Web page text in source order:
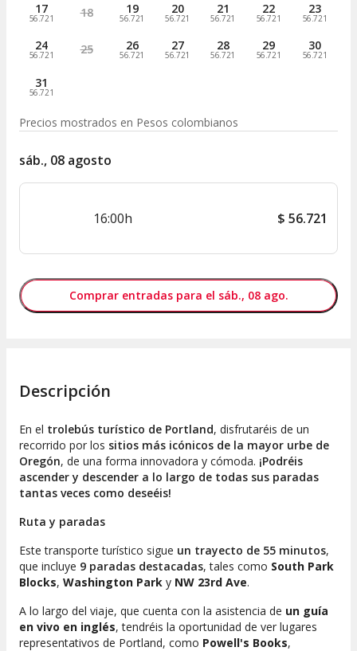
17
56.721 18 19
56.721
20
56.721
21
56.721
22
56.721
23
56.721
24
56.721 25 26
56.721
27
56.721
28
56.721
29
56.721
30
56.721
31
56.721
Precios mostrados en Pesos colombianos
sáb., 08 agosto
16:00h $ 56.721
Comprar entradas para el sáb., 08 ago.
Descripción
En el trolebús turístico de Portland, disfrutaréis de un
recorrido por los sitios más icónicos de la mayor urbe de
Oregón, de una forma innovadora y cómoda. ¡Podréis
ascender y descender a lo largo de todas sus paradas
tantas veces como deseéis!
Ruta y paradas
Este transporte turístico sigue un trayecto de 55 minutos,
que incluye 9 paradas destacadas, tales como South Park
Blocks, Washington Park y NW 23rd Ave.
A lo largo del viaje, que cuenta con la asistencia de un guía
en vivo en inglés, tendréis la oportunidad de ver lugares
representativos de Portland, como Powell's Books,